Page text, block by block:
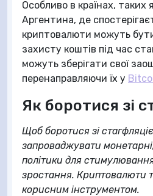
Особливо в країнах, таких
Аргентина, де
криптовалюти можуть
захисту коштів під час
можуть зберігати свої
перенаправляючи їх у
Як боротися зі
Щоб боротися зі
запроваджувати монетарні,
політики для
зростання. Криптовалюти
корисним інструментом.